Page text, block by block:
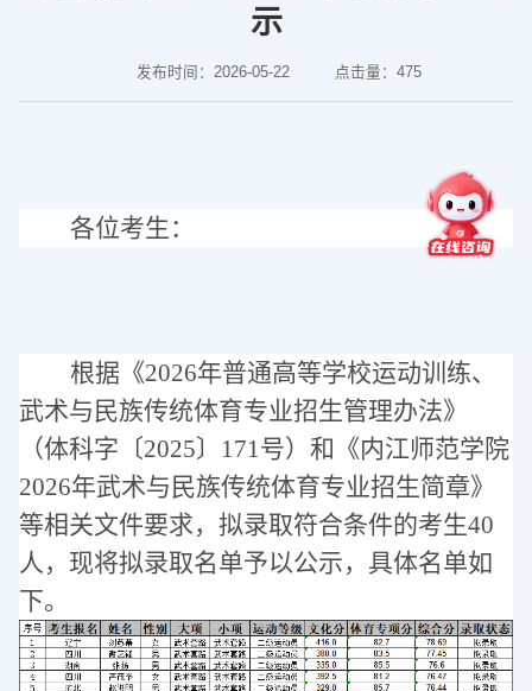
示
发布时间：2026-05-22 点击量： 475
各位考生：
根据《2026年普通高等学校运动训练、
武术与民族传统体育专业招生管理办法》
（体科字〔2025〕 171号）和 《内江师范学院
2026年武术与民族传统体育专业招生简章》
等相关文件要求，拟录取符合条件的考生40
人，现将拟录取名单予以公示，具体名单如
下。